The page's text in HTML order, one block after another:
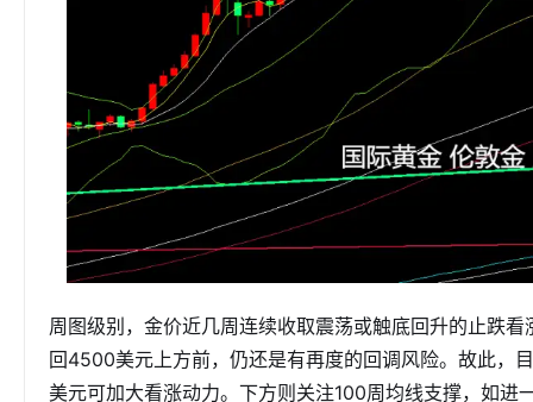
周图级别，金价近几周连续收取震荡或触底回升的止跌
回4500美元上方前，仍还是有再度的回调风险。故此，
美元可加大看涨动力。下方则关注100周均线支撑，如进